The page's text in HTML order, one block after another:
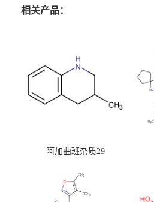
相关产品：
阿加曲班杂质29